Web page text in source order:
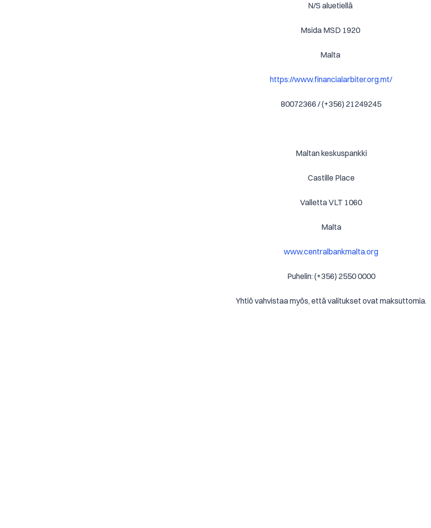
N/S aluetiellä
Msida MSD 1920
Malta
https://www.financialarbiter.org.mt/
80072366 / (+356) 21249245
Maltan keskuspankki
Castille Place
Valletta VLT 1060
Malta
www.centralbankmalta.org
Puhelin: (+356) 2550 0000
Yhtiö vahvistaa myös, että valitukset ovat maksuttomia.